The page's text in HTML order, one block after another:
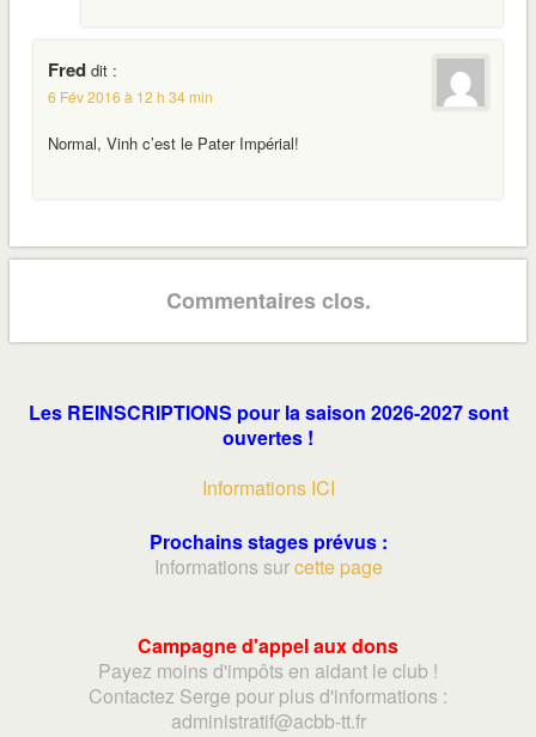
Fred dit :
6 Fév 2016 à 12 h 34 min
Normal, Vinh c’est le Pater Impérial!
Commentaires clos.
Les REINSCRIPTIONS pour la saison 2026-2027 sont
ouvertes !
Informations ICI
Prochains stages prévus :
Informations surcette page
Campagne d'appel aux dons
Payez moins d'impôts en aidant le club !
Contactez Serge pour plus d'informations :
administratif@acbb-tt.fr